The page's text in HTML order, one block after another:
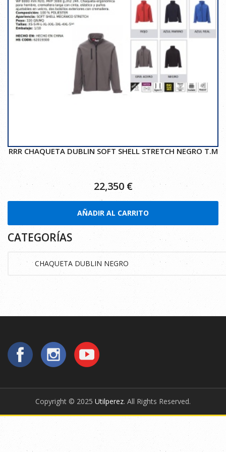
RRR CHAQUETA DUBLIN SOFT SHELL STRETCH NEGRO T.M
22,350 €
AÑADIR AL CARRITO
CATEGORÍAS
Copyright © 2025 Utilperez. All Rights Reserved.